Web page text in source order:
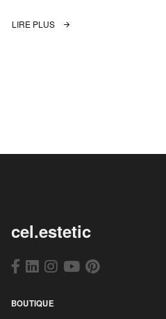
LIRE PLUS
cel.estetic
BOUTIQUE